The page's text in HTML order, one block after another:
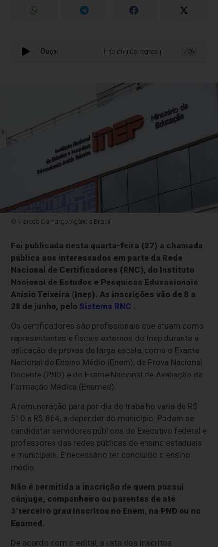
Ouça: Inep divulga regras para seleção de
1.0x
© Marcelo Camargo/Agência Brasil
Foi publicada nesta quarta-feira (27) a chamada
pública aos interessados em parte da Rede
Nacional de Certificadores (RNC), do Instituto
Nacional de Estudos e Pesquisas Educacionais
Anísio Teixeira (Inep). As inscrições vão de 8 a
28 de junho, pelo Sistema RNC .
Os certificadores são profissionais que atuam como
representantes e fiscais externos do Inep durante a
aplicação de provas de larga escala, como o Exame
Nacional do Ensino Médio (Enem), da Prova Nacional
Docente (PND) e do Exame Nacional de Avaliação da
Formação Médica (Enamed).
A remuneração para por dia de trabalho varia de R$
510 a R$ 864, a depender do município. Podem se
candidatar servidores públicos do Executivo federal e
professores das redes públicas de ensino estaduais
e municipais. É necessário ter concluído o ensino
médio.
Não é permitida a inscrição de quem possui
cônjuge, companheiro ou parentes de até
3°terceiro grau inscritos no Enem, na PND ou no
Enamed.
De acordo com o edital, a lista dos inscritos